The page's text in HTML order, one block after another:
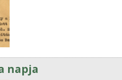
napja